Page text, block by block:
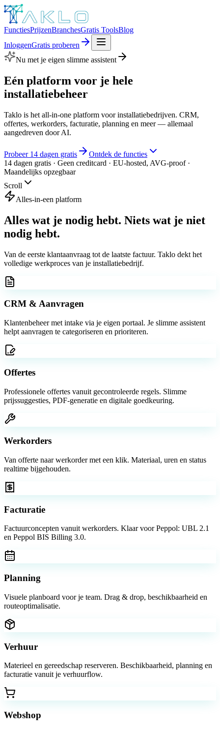
FunctiesPrijzenBranchesGratis ToolsBlog
InloggenGratis proberen
Nu met je eigen slimme assistent
Eén platform voor je hele
installatiebeheer
Taklo is het all-in-one platform voor installatiebedrijven. CRM,
offertes, werkorders, facturatie, planning en meer — allemaal
aangedreven door AI.
Probeer 14 dagen gratis
Ontdek de functies
14 dagen gratis · Geen creditcard · EU-hosted, AVG-proof ·
Maandelijks opzegbaar
Scroll
Alles-in-een platform
Alles wat je nodig hebt. Niets wat je niet
nodig hebt.
Van de eerste klantaanvraag tot de laatste factuur. Taklo dekt het
volledige werkproces van je installatiebedrijf.
CRM & Aanvragen
Klantenbeheer met intake via je eigen portaal. Je slimme assistent
helpt aanvragen te categoriseren en prioriteren.
Offertes
Professionele offertes vanuit gecontroleerde regels. Slimme
prijssuggesties, PDF-generatie en digitale goedkeuring.
Werkorders
Van offerte naar werkorder met een klik. Materiaal, uren en status
realtime bijgehouden.
Facturatie
Factuurconcepten vanuit werkorders. Klaar voor Peppol: UBL 2.1
en Peppol BIS Billing 3.0.
Planning
Visuele planboard voor je team. Drag & drop, beschikbaarheid en
routeoptimalisatie.
Verhuur
Materieel en gereedschap reserveren. Beschikbaarheid, planning en
facturatie vanuit je verhuurflow.
Webshop